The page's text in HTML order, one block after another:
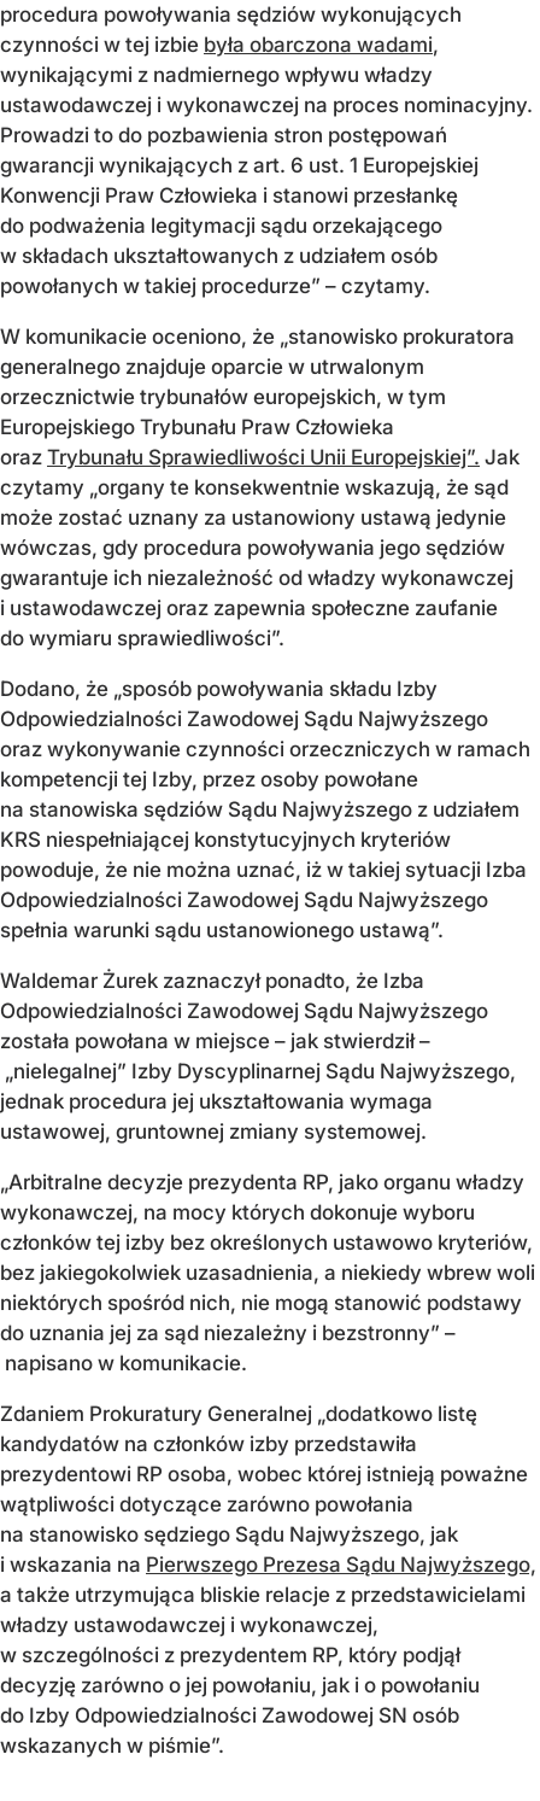
procedura powoływania sędziów wykonujących
czynności w tej izbie była obarczona wadami,
wynikającymi z nadmiernego wpływu władzy
ustawodawczej i wykonawczej na proces nominacyjny.
Prowadzi to do pozbawienia stron postępowań
gwarancji wynikających z art. 6 ust. 1 Europejskiej
Konwencji Praw Człowieka i stanowi przesłankę
do podważenia legitymacji sądu orzekającego
w składach ukształtowanych z udziałem osób
powołanych w takiej procedurze” – czytamy.
W komunikacie oceniono, że „stanowisko prokuratora
generalnego znajduje oparcie w utrwalonym
orzecznictwie trybunałów europejskich, w tym
Europejskiego Trybunału Praw Człowieka
oraz Trybunału Sprawiedliwości Unii Europejskiej”. Jak
czytamy „organy te konsekwentnie wskazują, że sąd
może zostać uznany za ustanowiony ustawą jedynie
wówczas, gdy procedura powoływania jego sędziów
gwarantuje ich niezależność od władzy wykonawczej
i ustawodawczej oraz zapewnia społeczne zaufanie
do wymiaru sprawiedliwości”.
Dodano, że „sposób powoływania składu Izby
Odpowiedzialności Zawodowej Sądu Najwyższego
oraz wykonywanie czynności orzeczniczych w ramach
kompetencji tej Izby, przez osoby powołane
na stanowiska sędziów Sądu Najwyższego z udziałem
KRS niespełniającej konstytucyjnych kryteriów
powoduje, że nie można uznać, iż w takiej sytuacji Izba
Odpowiedzialności Zawodowej Sądu Najwyższego
spełnia warunki sądu ustanowionego ustawą”.
Waldemar Żurek zaznaczył ponadto, że Izba
Odpowiedzialności Zawodowej Sądu Najwyższego
została powołana w miejsce – jak stwierdził –
„nielegalnej” Izby Dyscyplinarnej Sądu Najwyższego,
jednak procedura jej ukształtowania wymaga
ustawowej, gruntownej zmiany systemowej.
„Arbitralne decyzje prezydenta RP, jako organu władzy
wykonawczej, na mocy których dokonuje wyboru
członków tej izby bez określonych ustawowo kryteriów,
bez jakiegokolwiek uzasadnienia, a niekiedy wbrew woli
niektórych spośród nich, nie mogą stanowić podstawy
do uznania jej za sąd niezależny i bezstronny” –
napisano w komunikacie.
Zdaniem Prokuratury Generalnej „dodatkowo listę
kandydatów na członków izby przedstawiła
prezydentowi RP osoba, wobec której istnieją poważne
wątpliwości dotyczące zarówno powołania
na stanowisko sędziego Sądu Najwyższego, jak
i wskazania na Pierwszego Prezesa Sądu Najwyższego,
a także utrzymująca bliskie relacje z przedstawicielami
władzy ustawodawczej i wykonawczej,
w szczególności z prezydentem RP, który podjął
decyzję zarówno o jej powołaniu, jak i o powołaniu
do Izby Odpowiedzialności Zawodowej SN osób
wskazanych w piśmie”.